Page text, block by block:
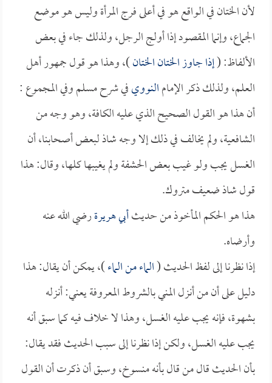
لأن الختان في الواقع هو في أعلى فرج المرأة وليس هو موضع
الجماع، وإنما المقصود إذا أولج الرجل، ولذلك جاء في بعض
الألفاظ: (إذا جاوز الختان الختان)، وهذا هو قول جمهور أهل
العلم، ولذلك ذكر الإمامالنوويفي شرح مسلم وفي المجموع :
أن هذا هو القول الصحيح الذي عليه الكافة، وهو وجه من
الشافعية، ولم يخالف في ذلك إلا وجه شاذ لبعض أصحابنا، أن
الغسل يجب ولو غيب بعض الحشفة ولم يغيبها كلها، وقال: هذا
قول شاذ ضعيف متروك.
هذا هو الحكم المأخوذ من حديثأبي هريرةرضي الله عنه
وأرضاه.
إذا نظرنا إلى لفظ الحديث (الماء من الماء)، يمكن أن يقال: هذا
دليل على أن من أنزل المني بالشروط المعروفة يعني: أنزله
بشهوة، فإنه يجب عليه الغسل، وهذا لا خلاف فيه كما سبق أنه
يجب عليه الغسل، ولكن إذا نظرنا إلى سبب الحديث فقد يقال:
بأن الحديث قال من قال بأنه منسوخ، وسبق أن ذكرت أن القول